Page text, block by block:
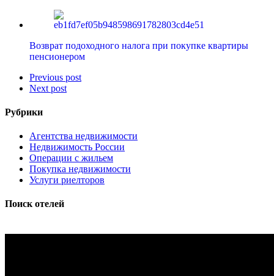
Возврат подоходного налога при покупке квартиры
пенсионером
Previous post
Next post
Рубрики
Агентства недвижимости
Недвижимость России
Операции с жильем
Покупка недвижимости
Услуги риелторов
Поиск отелей